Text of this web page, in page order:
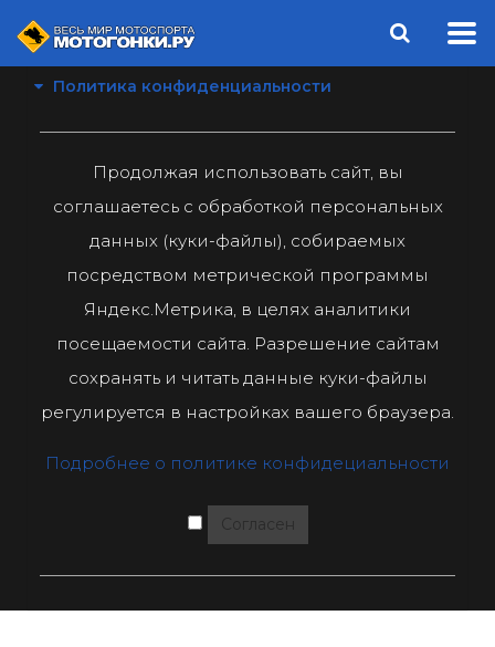
Политика конфиденциальности
Продолжая использовать сайт, вы
соглашаетесь с обработкой персональных
данных (куки-файлы), собираемых
посредством метрической программы
Яндекс.Метрика, в целях аналитики
посещаемости сайта. Разрешение сайтам
сохранять и читать данные куки-файлы
регулируется в настройках вашего браузера.
Подробнее о политике конфидециальности
Согласен